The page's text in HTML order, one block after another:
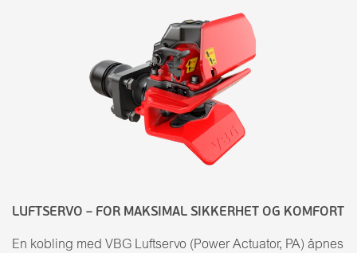
LUFTSERVO – FOR MAKSIMAL SIKKERHET OG KOMFORT
En kobling med VBG Luftservo (Power Actuator, PA) åpnes